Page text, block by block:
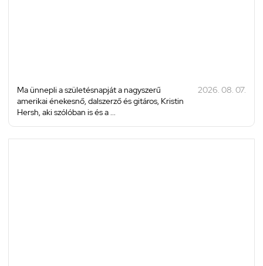
Ma ünnepli a születésnapját a nagyszerű
amerikai énekesnő, dalszerző és gitáros, Kristin
Hersh, aki szólóban is és a ...
2026. 08. 07.